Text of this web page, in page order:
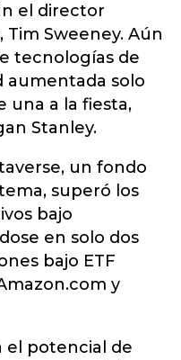
el director
Tim Sweeney. Aún
tecnologías de
aumentada solo
una a la fiesta,
Stanley.
un fondo
superó los
bajo
en solo dos
bajo ETF
y
el potencial de